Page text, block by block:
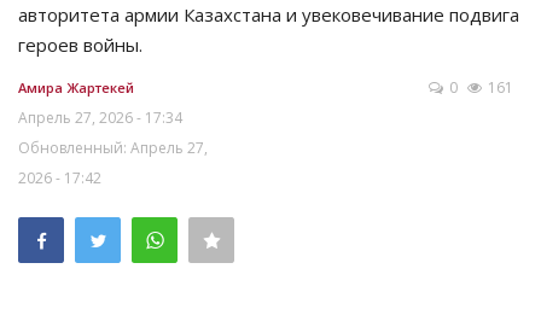
авторитета армии Казахстана и увековечивание подвига
героев войны.
Амира Жартекей
Апрель 27, 2026 - 17:34
Обновленный: Апрель 27,
2026 - 17:42
0 161